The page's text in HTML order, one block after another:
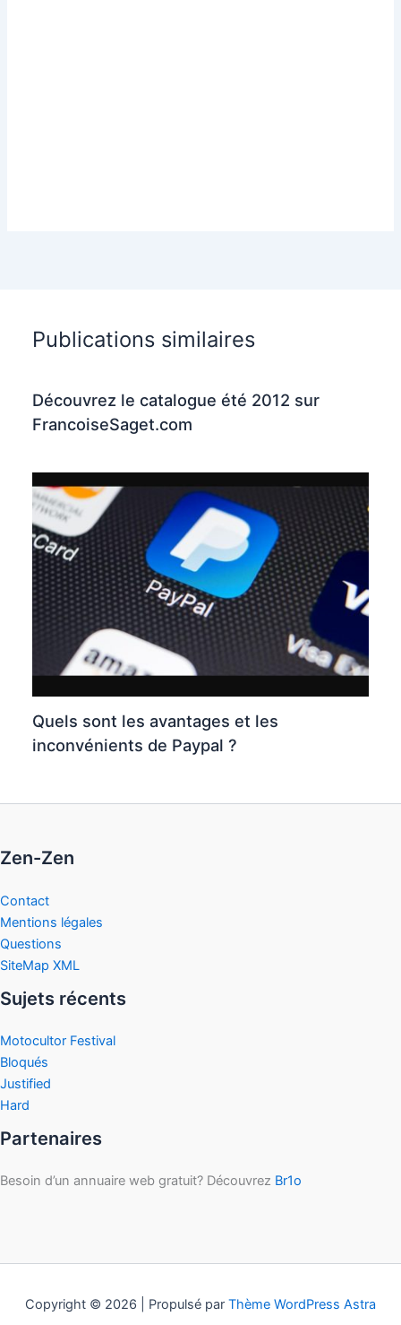
Publications similaires
Découvrez le catalogue été 2012 sur
FrancoiseSaget.com
Quels sont les avantages et les
inconvénients de Paypal ?
Zen-Zen
Contact
Mentions légales
Questions
SiteMap XML
Sujets récents
Motocultor Festival
Bloqués
Justified
Hard
Partenaires
Besoin d’un annuaire web gratuit? Découvrez Br1o
Copyright © 2026 | Propulsé par Thème WordPress Astra